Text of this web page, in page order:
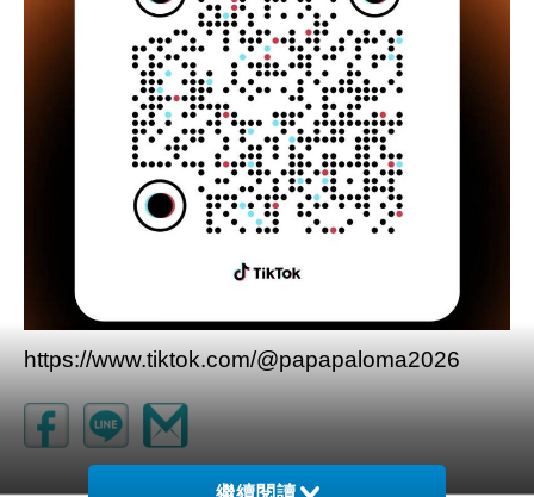
https://www.tiktok.com/@papapaloma2026
繼續閱讀